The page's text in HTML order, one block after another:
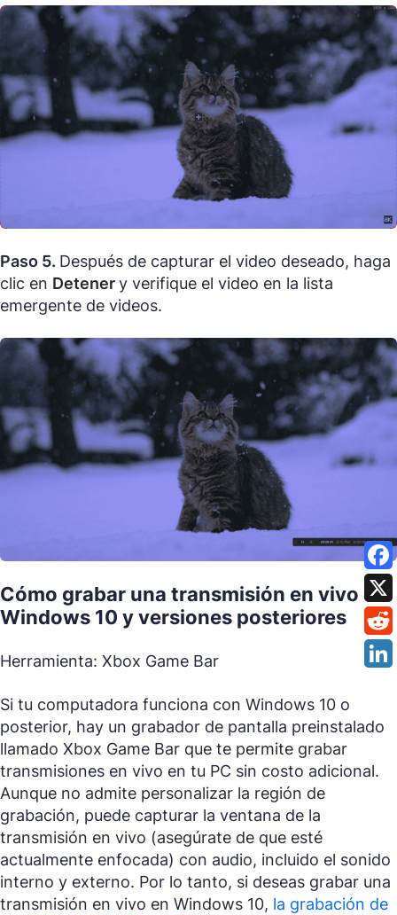
Paso 5. Después de capturar el video deseado, haga
clic en Detenery verifique el video en la lista
emergente de videos.
Cómo grabar una transmisión en vivo en
Windows 10 y versiones posteriores
Herramienta: Xbox Game Bar
Si tu computadora funciona con Windows 10 o
posterior, hay un grabador de pantalla preinstalado
llamado Xbox Game Bar que te permite grabar
transmisiones en vivo en tu PC sin costo adicional.
Aunque no admite personalizar la región de
grabación, puede capturar la ventana de la
transmisión en vivo (asegúrate de que esté
actualmente enfocada) con audio, incluido el sonido
interno y externo. Por lo tanto, si deseas grabar una
transmisión en vivo en Windows 10, la grabación de